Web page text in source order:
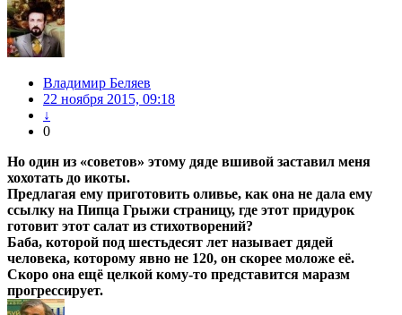
Владимир Беляев
22 ноября 2015, 09:18
↓
0
Но один из «советов» этому дяде вшивой заставил меня
хохотать до икоты.
Предлагая ему приготовить оливье, как она не дала ему
ссылку на Пипца Грыжи страницу, где этот придурок
готовит этот салат из стихотворений?
Баба, которой под шестьдесят лет называет дядей
человека, которому явно не 120, он скорее моложе её.
Скоро она ещё целкой кому-то представится маразм
прогрессирует.